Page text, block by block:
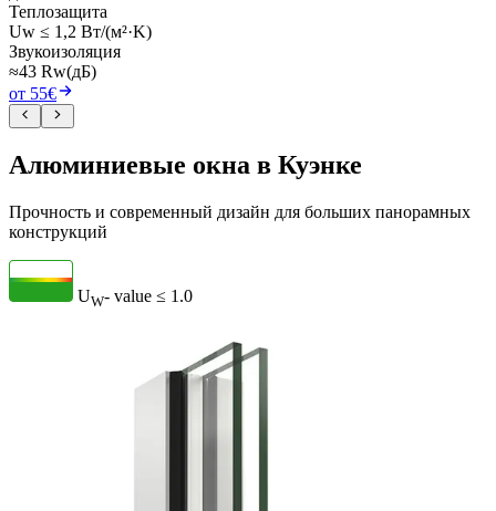
Теплозащита
Uw ≤ 1,2 Вт/(м²·K)
Звукоизоляция
≈43 Rw(дБ)
от 55€
Алюминиевые окна в Куэнке
Прочность и современный дизайн для больших панорамных
конструкций
UW- value ≤ 1.0